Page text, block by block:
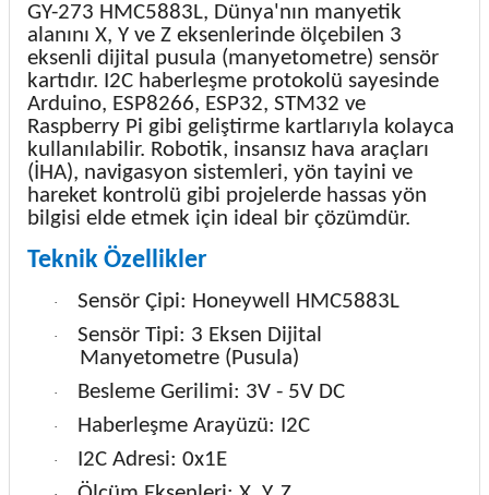
GY-273 HMC5883L, Dünya'nın manyetik
alanını X, Y ve Z eksenlerinde ölçebilen 3
eksenli dijital pusula (manyetometre) sensör
kartıdır. I2C haberleşme protokolü sayesinde
Arduino, ESP8266, ESP32, STM32 ve
Raspberry Pi gibi geliştirme kartlarıyla kolayca
kullanılabilir. Robotik, insansız hava araçları
(İHA), navigasyon sistemleri, yön tayini ve
hareket kontrolü gibi projelerde hassas yön
bilgisi elde etmek için ideal bir çözümdür.
Teknik Özellikler
· Sensör Çipi: Honeywell HMC5883L
·
Sensör Tipi: 3 Eksen Dijital
Manyetometre (Pusula)
· Besleme Gerilimi: 3V - 5V DC
· Haberleşme Arayüzü: I2C
· I2C Adresi: 0x1E